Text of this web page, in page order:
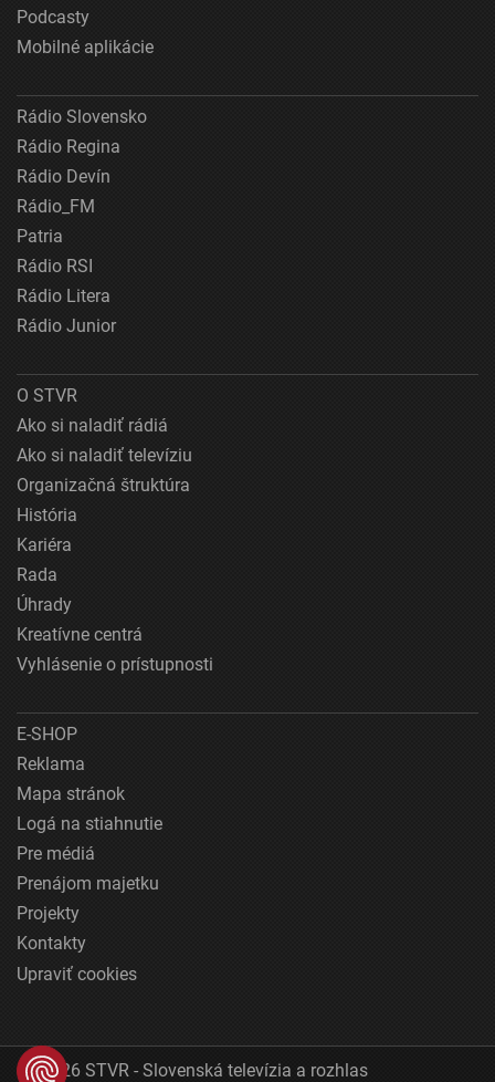
Podcasty
Mobilné aplikácie
Rádio Slovensko
Rádio Regina
Rádio Devín
Rádio_FM
Patria
Rádio RSI
Rádio Litera
Rádio Junior
O STVR
Ako si naladiť rádiá
Ako si naladiť televíziu
Organizačná štruktúra
História
Kariéra
Rada
Úhrady
Kreatívne centrá
Vyhlásenie o prístupnosti
E-SHOP
Reklama
Mapa stránok
Logá na stiahnutie
Pre médiá
Prenájom majetku
Projekty
Kontakty
Upraviť cookies
© 2026 STVR - Slovenská televízia a rozhlas